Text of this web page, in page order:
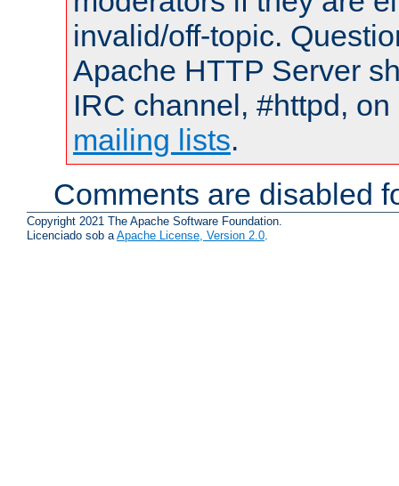
invalid/off-topic.
Apache HTTP Server
IRC channel, #httpd,
mailing lists.
Comments are disabled
Copyright 2021 The Apache Software Foundation.
Licenciado sob aApache License, Version 2.0.